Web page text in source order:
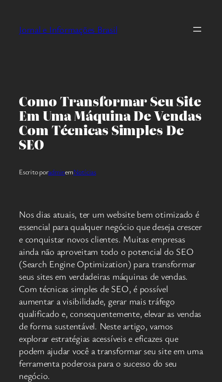
Jornal e Informações Brasil
Como Transformar Seu Site
Em Uma Máquina De Vendas
Com Técnicas Simples De
SEO
Escrito poradminemNotícias
Nos dias atuais, ter um website bem otimizado é
essencial para qualquer negócio que deseja crescer
e conquistar novos clientes. Muitas empresas
ainda não aproveitam todo o potencial do SEO
(Search Engine Optimization) para transformar
seus sites em verdadeiras máquinas de vendas.
Com técnicas simples de SEO, é possível
aumentar a visibilidade, gerar mais tráfego
qualificado e, consequentemente, elevar as vendas
de forma sustentável. Neste artigo, vamos
explorar estratégias acessíveis e eficazes que
podem ajudar você a transformar seu site em uma
ferramenta poderosa para o sucesso do seu
negócio.